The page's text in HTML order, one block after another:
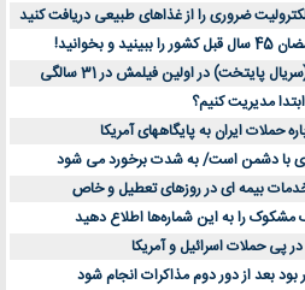
در اولین فیلمش در 31 سالگی
مدیریت کنیم؟
حملات ایران به پایگاههای آمریکا
با دشمن است/ به شدت برخورد می شود
خدمات بیمه ای در روزهای تعطیل و خاص
مشکوک را به این شماره‌ها اطلاع دهید
بعد از دور دوم مذاکرات انجام شود